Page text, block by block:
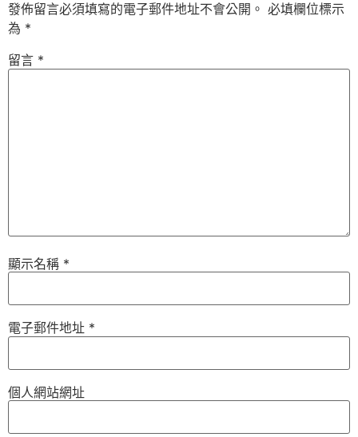
發佈留言必須填寫的電子郵件地址不會公開。 必填欄位標示
為 *
留言 *
顯示名稱 *
電子郵件地址 *
個人網站網址